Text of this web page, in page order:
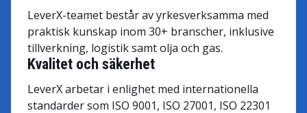
LeverX-teamet består av yrkesverksamma med
praktisk kunskap inom 30+ branscher, inklusive
tillverkning, logistik samt olja och gas.
Kvalitet och säkerhet
LeverX arbetar i enlighet med internationella
standarder som ISO 9001, ISO 27001, ISO 22301